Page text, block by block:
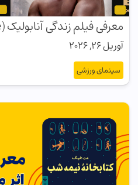
معرفی فیلم زندگی آنابولیک (Anabolic Life) – ۲۰۱۷
آوریل 26, 2026
سینمای ورزشی